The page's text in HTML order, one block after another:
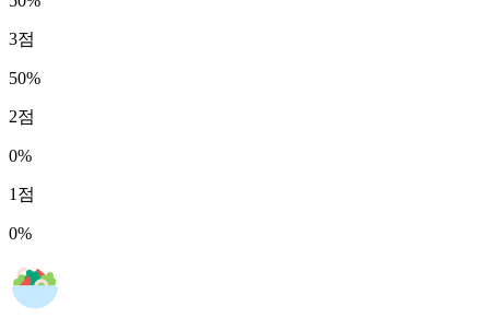
3점
50%
2점
0%
1 점
0%